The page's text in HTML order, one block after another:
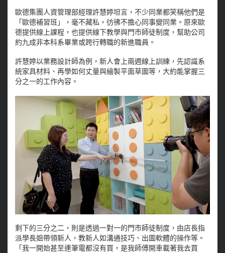
歐德集團人資管理部經理許慧婷坦言，不少同業都笑稱他們是
「歐德補習班」，毫不藏私，彷彿不擔心同事變同業。原來歐
德提供線上課程，也提供線下教學與門市師徒制度，幫助公司
約九成非本科系畢業或跨行轉職的新進職員。
許慧婷以業務設計師為例，新人會上兩週線上訓練，先認識系
統家具材料、再學如何丈量與繪製平面草圖等，大約能掌握三
分之一的工作內容。
剩下的三分之二，則是透過一對一的門市師徒制度，由店長指
派學長姐帶領新人，教新人如溝通技巧、出圖軟體的操作等。
「我一開始甚至連筆電都沒有買，是我師傅開車載著我去買